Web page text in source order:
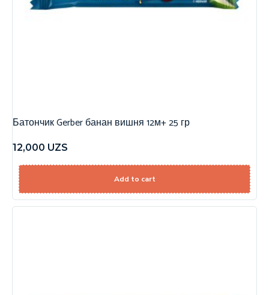
Батончик Gerber банан вишня 12м+ 25 гр
12,000 UZS
Add to cart